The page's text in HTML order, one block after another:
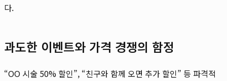
다.
과도한 이벤트와 가격 경쟁의 함정
“OO 시술 50% 할인”, “친구와 함께 오면 추가 할인” 등 파격적